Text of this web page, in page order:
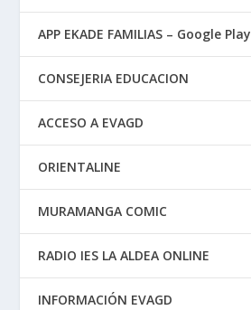
APP EKADE FAMILIAS – Google Play
CONSEJERIA EDUCACION
ACCESO A EVAGD
ORIENTALINE
MURAMANGA COMIC
RADIO IES LA ALDEA ONLINE
INFORMACIÓN EVAGD